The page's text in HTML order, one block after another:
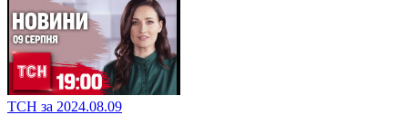
ТСН за 2024.08.09